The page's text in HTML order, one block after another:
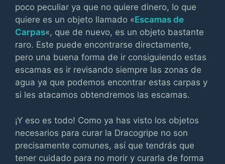
poco peculiar ya que no quiere dinero, lo que
quiere es un objeto llamado «Escamas de
Carpas«, que de nuevo, es un objeto bastante
raro. Este puede encontrarse directamente,
pero una buena forma de ir consiguiendo estas
escamas es ir revisando siempre las zonas de
agua ya que podemos encontrar estas carpas y
si les atacamos obtendremos las escamas.
¡Y eso es todo! Como ya has visto los objetos
necesarios para curar la Dracogripe no son
precisamente comunes, así que tendrás que
tener cuidado para no morir y curarla de forma